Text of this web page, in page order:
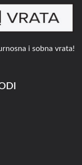
i sobna vrata!